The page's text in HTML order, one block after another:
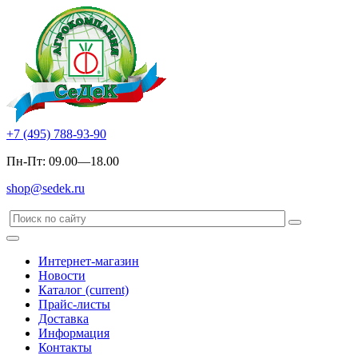
+7 (495) 788-93-90
Пн-Пт: 09.00—18.00
shop@sedek.ru
Интернет-магазин
Новости
Каталог (current)
Прайс-листы
Доставка
Информация
Контакты